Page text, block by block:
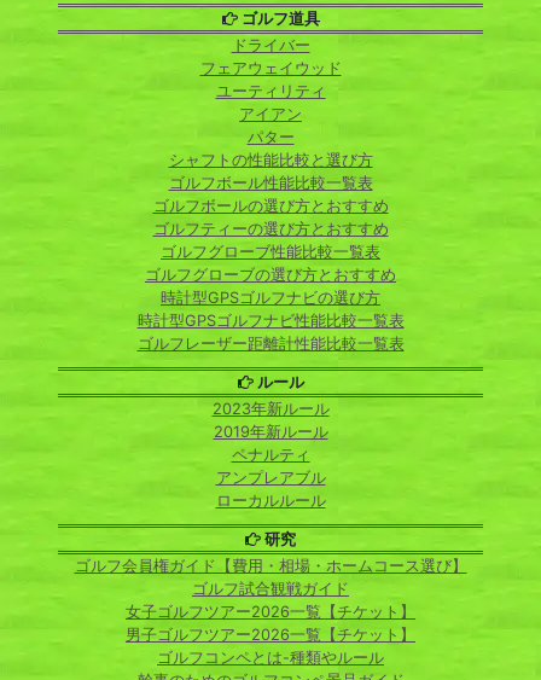
ゴルフ道具
ドライバー
フェアウェイウッド
ユーティリティ
アイアン
パター
シャフトの性能比較と選び方
ゴルフボール性能比較一覧表
ゴルフボールの選び方とおすすめ
ゴルフティーの選び方とおすすめ
ゴルフグローブ性能比較一覧表
ゴルフグローブの選び方とおすすめ
時計型GPSゴルフナビの選び方
時計型GPSゴルフナビ性能比較一覧表
ゴルフレーザー距離計性能比較一覧表
ルール
2023年新ルール
2019年新ルール
ペナルティ
アンプレアブル
ローカルルール
研究
ゴルフ会員権ガイド【費用・相場・ホームコース選び】
ゴルフ試合観戦ガイド
女子ゴルフツアー2026一覧【チケット】
男子ゴルフツアー2026一覧【チケット】
ゴルフコンペとは-種類やルール